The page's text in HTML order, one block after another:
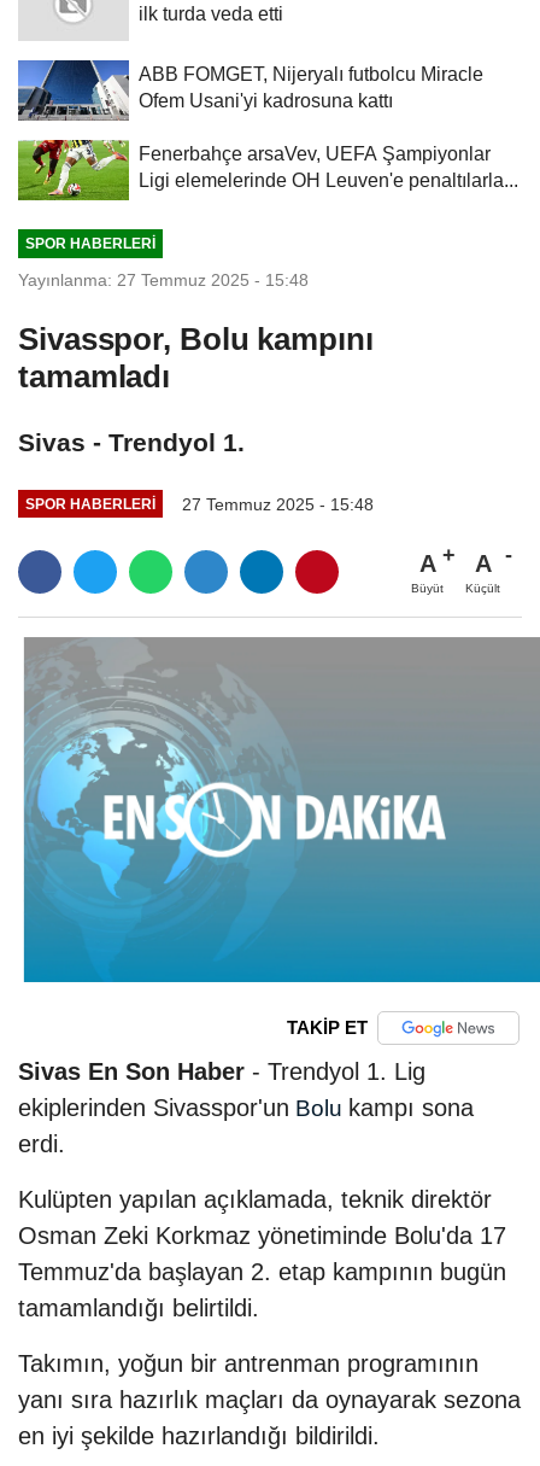
ilk turda veda etti
ABB FOMGET, Nijeryalı futbolcu Miracle
Ofem Usani'yi kadrosuna kattı
Fenerbahçe arsaVev, UEFA Şampiyonlar
Ligi elemelerinde OH Leuven'e penaltılarla...
SPOR HABERLERI
Yayınlanma: 27 Temmuz 2025 - 15:48
Sivasspor, Bolu kampını
tamamladı
Sivas - Trendyol 1.
SPOR HABERLERI 27 Temmuz 2025 - 15:48
A
Büyüt
A
Küçült
TAKİP ET
Sivas En Son Haber - Trendyol 1. Lig
ekiplerinden Sivasspor'un Bolu kampı sona
erdi.
Kulüpten yapılan açıklamada, teknik direktör
Osman Zeki Korkmaz yönetiminde Bolu'da 17
Temmuz'da başlayan 2. etap kampının bugün
tamamlandığı belirtildi.
Takımın, yoğun bir antrenman programının
yanı sıra hazırlık maçları da oynayarak sezona
en iyi şekilde hazırlandığı bildirildi.